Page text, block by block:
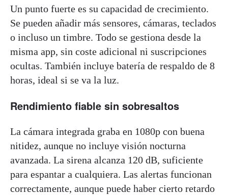
Un punto fuerte es su capacidad de crecimiento.
Se pueden añadir más sensores, cámaras, teclados
o incluso un timbre. Todo se gestiona desde la
misma app, sin coste adicional ni suscripciones
ocultas. También incluye batería de respaldo de 8
horas, ideal si se va la luz.
Rendimiento fiable sin sobresaltos
La cámara integrada graba en 1080p con buena
nitidez, aunque no incluye visión nocturna
avanzada. La sirena alcanza 120 dB, suficiente
para espantar a cualquiera. Las alertas funcionan
correctamente, aunque puede haber cierto retardo